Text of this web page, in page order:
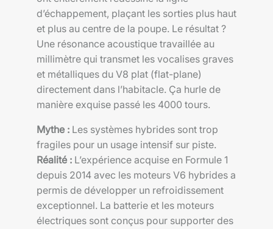
d’échappement, plaçant les sorties plus haut
et plus au centre de la poupe. Le résultat ?
Une résonance acoustique travaillée au
millimètre qui transmet les vocalises graves
et métalliques du V8 plat (flat-plane)
directement dans l’habitacle. Ça hurle de
manière exquise passé les 4000 tours.
Mythe : Les systèmes hybrides sont trop
fragiles pour un usage intensif sur piste.
Réalité : L’expérience acquise en Formule 1
depuis 2014 avec les moteurs V6 hybrides a
permis de développer un refroidissement
exceptionnel. La batterie et les moteurs
électriques sont conçus pour supporter des